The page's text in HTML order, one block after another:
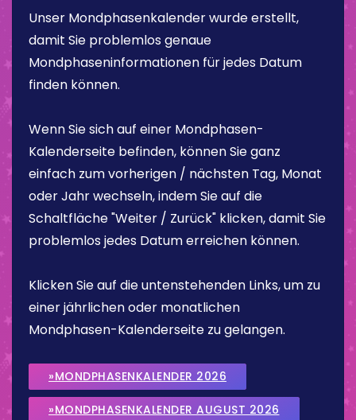
Unser Mondphasenkalender wurde erstellt,
damit Sie problemlos genaue
Mondphaseninformationen für jedes Datum
finden können.
Wenn Sie sich auf einer Mondphasen-
Kalenderseite befinden, können Sie ganz
einfach zum vorherigen / nächsten Tag, Monat
oder Jahr wechseln, indem Sie auf die
Schaltfläche "Weiter / Zurück" klicken, damit Sie
problemlos jedes Datum erreichen können.
Klicken Sie auf die untenstehenden Links, um zu
einer jährlichen oder monatlichen
Mondphasen-Kalenderseite zu gelangen.
»MONDPHASENKALENDER 2026
»MONDPHASENKALENDER AUGUST 2026